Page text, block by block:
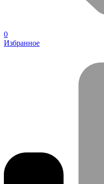
0
Избранное